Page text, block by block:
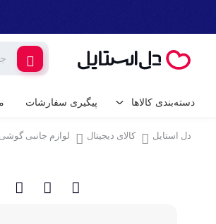
دسته‌بندی کالاها
کالای دیجیتال
پیگیری سفارشات
دل استایل کالای دیجیتال لوازم جانبی